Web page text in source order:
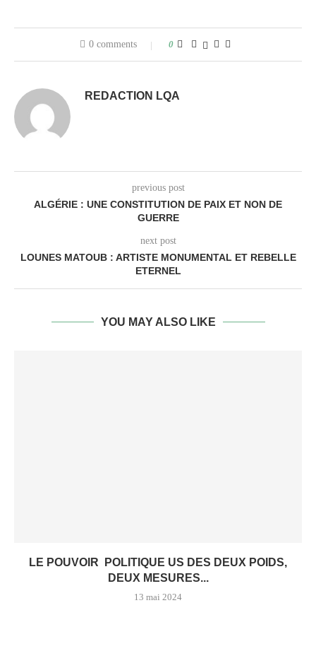
0 comments 0
REDACTION LQA
previous post
ALGÉRIE : UNE CONSTITUTION DE PAIX ET NON DE
GUERRE
next post
LOUNES MATOUB : ARTISTE MONUMENTAL ET REBELLE
ETERNEL
YOU MAY ALSO LIKE
LE POUVOIR POLITIQUE US DES DEUX POIDS,
DEUX MESURES...
13 mai 2024